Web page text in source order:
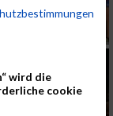
wird die
cookie